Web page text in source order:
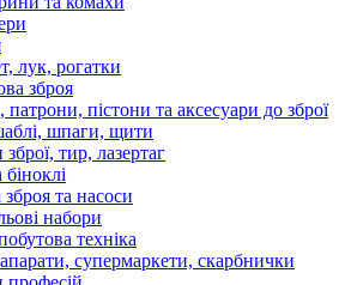
лук, рогатки
зброя
патрони, пістони та аксесуари до зброї
шпаги, щити
тир, лазертаг
біноклі
та насоси
набори
техніка
супермаркети, скарбнички